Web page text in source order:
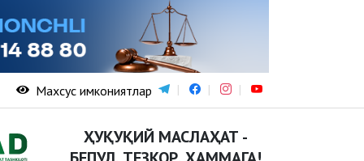
Махсус имкониятлар
ҲУҚУҚИЙ МАСЛАҲАТ -